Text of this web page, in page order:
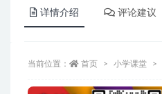
详情介绍 评论建议
当前位置： 首页 小学课堂